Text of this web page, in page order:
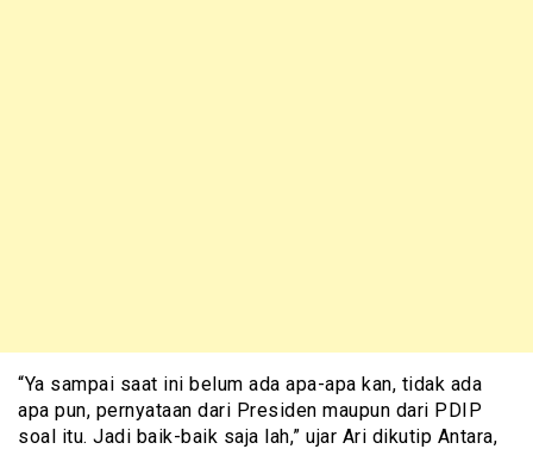
“Ya sampai saat ini belum ada apa-apa kan, tidak ada
apa pun, pernyataan dari Presiden maupun dari PDIP
soal itu. Jadi baik-baik saja lah,” ujar Ari dikutip Antara,